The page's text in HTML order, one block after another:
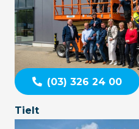
(03) 326 24 00
Tielt